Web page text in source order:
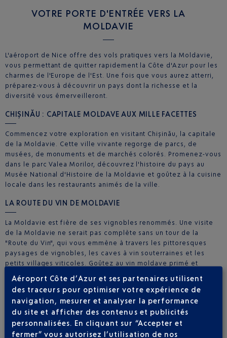
VOTRE PORTE D'ENTRÉE VERS LA
MOLDAVIE
L'aéroport de Nice offre des vols pratiques vers la Moldavie,
vous permettant de quitter rapidement la Côte d'Azur pour les
charmes de l'Europe de l'Est. Une fois que vous aurez atterri,
préparez-vous à découvrir un pays dont la richesse et la
diversité vous émerveilleront.
CHIȘINĂU : CAPITALE MOLDAVE AUX MILLE FACETTES
Commencez votre exploration en visitant Chișinău, la capitale
de la Moldavie. Cette ville vivante regorge de parcs, de
musées, de monuments et de marchés colorés. Promenez-vous
dans le parc Valea Morilor, découvrez l'histoire du pays au
Musée National d'Histoire de la Moldavie et goûtez à la cuisine
locale dans les restaurants animés de la ville.
LA ROUTE DU VIN DE MOLDAVIE
La Moldavie est fière de ses vignobles renommés. Une visite
de la Moldavie ne serait pas complète sans un tour de la
"Route du Vin", qui vous emmène à travers les pittoresques
paysages de vignobles, les caves à vin souterraines et les
petits villages viticoles. Goûtez au vin moldave primé et
découvrez les secrets de la production vinicole.
ORHEIUL VECHI : UN VOYAGE DANS LE PASSÉ
Orheiul Vechi, un site archéologique en plein air, vous
transporte dans le passé de la Moldavie. Explorez les
monastères troglodytes du XIIIe siècle, les églises anciennes
Aéroport Côte d’Azur et ses partenaires utilisent
des traceurs pour optimiser votre expérience de
navigation, mesurer et analyser la performance
du site et afficher des contenus et publicités
personnalisées. En cliquant sur “Accepter et
fermer” vous autorisez l’utilisation de nos